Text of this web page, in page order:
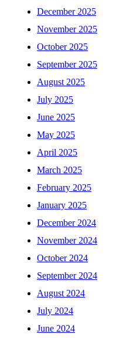
December 2025
November 2025
October 2025
September 2025
August 2025
July 2025
June 2025
May 2025
April 2025
March 2025
February 2025
January 2025
December 2024
November 2024
October 2024
September 2024
August 2024
July 2024
June 2024